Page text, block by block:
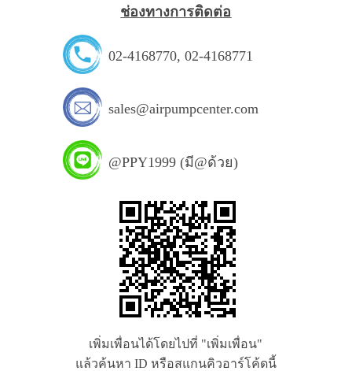
ช่องทางการติดต่อ
02-4168770, 02-4168771
sales@airpumpcenter.com
@PPY1999 (มี@ด้วย)
เพิ่มเพื่อนได้โดยไปที่ "เพิ่มเพื่อน"
แล้วค้นหา ID หรือสแกนคิวอาร์โค้ดนี้